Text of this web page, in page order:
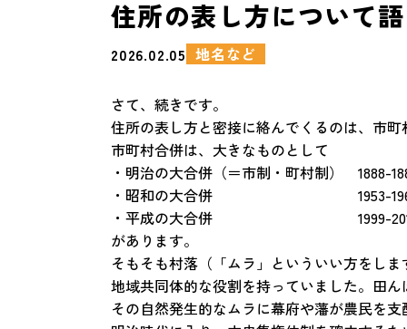
住所の表し方につい
2026.02.05 地名など
さて、続きです。
住所の表し方と密接に絡んでくるのは、市
市町村合併は、大きなものとして
・明治の大合併（＝市制・町村制） 1888-
・昭和の大合併 1953-
・平成の大合併 1999-
があります。
そもそも村落（「ムラ」といういい方をし
地域共同体的な役割を持っていました。田
その自然発生的なムラに幕府や藩が農民を